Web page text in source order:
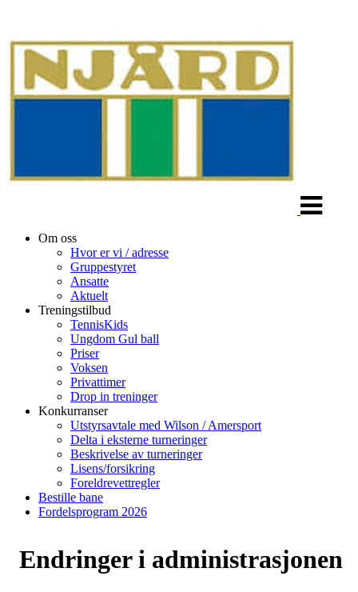
Om oss
Hvor er vi / adresse
Gruppestyret
Ansatte
Aktuelt
Treningstilbud
TennisKids
Ungdom Gul ball
Priser
Voksen
Privattimer
Drop in treninger
Konkurranser
Utstyrsavtale med Wilson / Amersport
Delta i eksterne turneringer
Beskrivelse av turneringer
Lisens/forsikring
Foreldrevettregler
Bestille bane
Fordelsprogram 2026
Endringer i administrasjonen